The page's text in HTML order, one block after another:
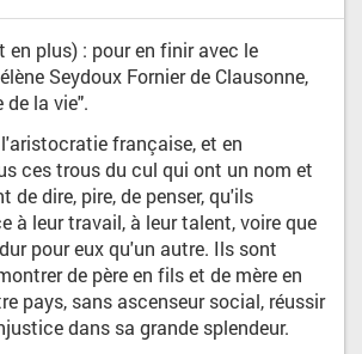
en plus) : pour en finir avec le
Seydoux Fornier de Clausonne,
la vie".
française, et en
ces trous du cul qui ont un nom et
de dire, pire, de penser, qu'ils
à leur travail, à leur talent, voire que
pour eux qu'un autre. Ils sont
de père en fils et de mère en
pays, sans ascenseur social, réussir
dans sa grande splendeur.